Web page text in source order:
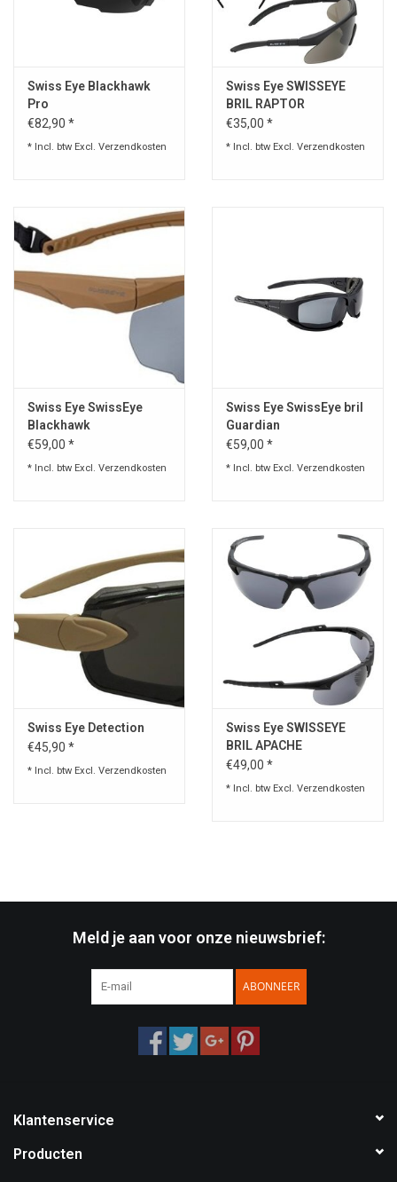
Swiss Eye Blackhawk
Pro
€82,90 *
* Incl. btw Excl. Verzendkosten
Swiss Eye SWISSEYE
BRIL RAPTOR
€35,00 *
* Incl. btw Excl. Verzendkosten
Swiss Eye SwissEye
Blackhawk
€59,00 *
* Incl. btw Excl. Verzendkosten
Swiss Eye SwissEye bril
Guardian
€59,00 *
* Incl. btw Excl. Verzendkosten
Swiss Eye Detection
€45,90 *
* Incl. btw Excl. Verzendkosten
Swiss Eye SWISSEYE
BRIL APACHE
€49,00 *
* Incl. btw Excl. Verzendkosten
Meld je aan voor onze nieuwsbrief:
ABONNEER
Klantenservice
Producten